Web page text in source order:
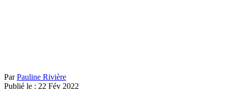
ParPauline Rivière
Publié le : 22 Fév 2022